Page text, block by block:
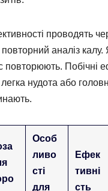
проводять
повторний аналіз
повторюють. Побічні
нудота або
Особ
ливо
сті
для
Ефек
тивні
сть